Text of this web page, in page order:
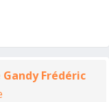
Frédéric